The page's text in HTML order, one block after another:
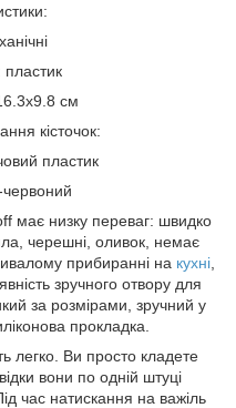
пластик
см
кісточок:
пластик
червоний
має низку переваг: швидко
черешні, оливок, немає
прибиранні на кухні,
зручного отвору для
за розмірами, зручний у
прокладка.
легко. Ви просто кладете
вони по одній штуці
час натискання на важіль